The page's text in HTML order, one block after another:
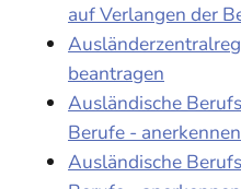
auf Verlangen der
beantragen
Ausländische
Berufe -
Ausländische